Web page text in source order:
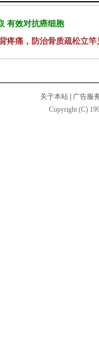
有效对抗癌细胞
疼痛，防治骨质疏松立竿
关于本站
广告服
Copyright (C)